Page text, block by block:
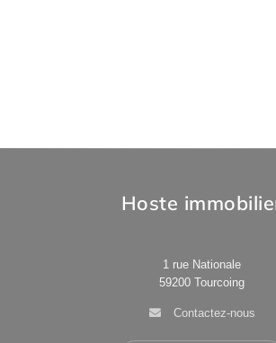
Hoste
1 rue Nationale
59200 Tourcoing
Contactez-nous